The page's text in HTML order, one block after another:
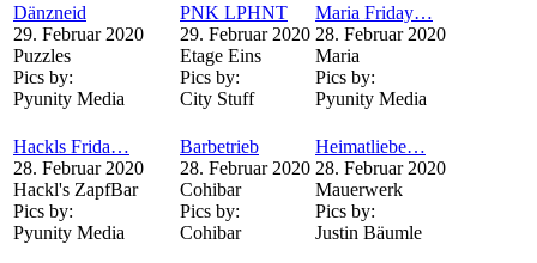
Dänzneid
29. Februar 2020
Puzzles
Pics by:
Pyunity Media
PNK LPHNT
29. Februar 2020
Etage Eins
Pics by:
City Stuff
Maria Friday…
28. Februar 2020
Maria
Pics by:
Pyunity Media
Hackls Frida…
28. Februar 2020
Hackl's ZapfBar
Pics by:
Pyunity Media
Barbetrieb
28. Februar 2020
Cohibar
Pics by:
Cohibar
Heimatliebe…
28. Februar 2020
Mauerwerk
Pics by:
Justin Bäumle